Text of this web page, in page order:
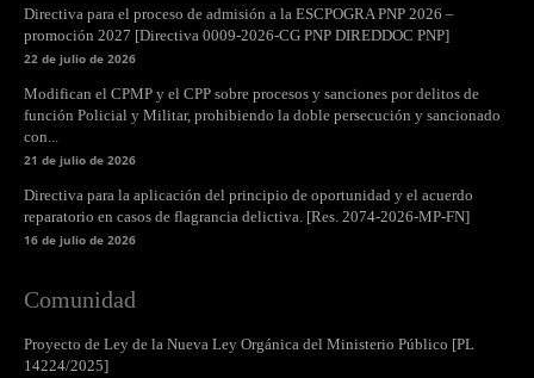
Directiva para el proceso de admisión a la ESCPOGRA PNP 2026 –
promoción 2027 [Directiva 0009-2026-CG PNP DIREDDOC PNP]
22 de julio de 2026
Modifican el CPMP y el CPP sobre procesos y sanciones por delitos de
función Policial y Militar, prohibiendo la doble persecución y sancionado
con...
21 de julio de 2026
Directiva para la aplicación del principio de oportunidad y el acuerdo
reparatorio en casos de flagrancia delictiva. [Res. 2074-2026-MP-FN]
16 de julio de 2026
Comunidad
Proyecto de Ley de la Nueva Ley Orgánica del Ministerio Público [PL
14224/2025]